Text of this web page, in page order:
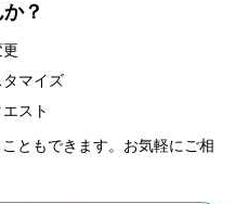
？
マイズ
スト
ともできます。お気軽にご相